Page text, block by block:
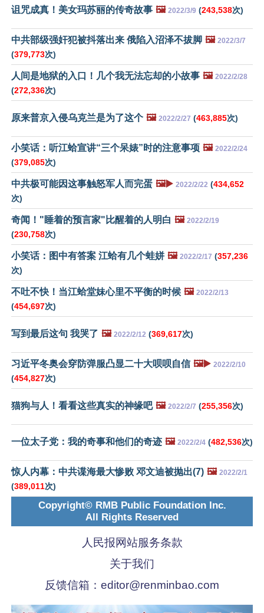
诅咒成真！美女玛苏丽的传奇故事 🖼️ 2022/3/9 (243,538次)
中共部级强奸犯被抖落出来 俄陷入沼泽不拔脚 🖼️ 2022/3/7
(379,773次)
人间是地狱的入口！几个我无法忘却的小故事 🖼️ 2022/2/28
(272,336次)
原来普京入侵乌克兰是为了这个 🖼️ 2022/2/27 (463,885次)
小笑话：听江蛤宣讲“三个呆婊”时的注意事项 🖼️ 2022/2/24
(379,085次)
中共极可能因这事触怒军人而完蛋 🖼️▶️ 2022/2/22 (434,652
次)
奇闻！"睡着的预言家"比醒着的人明白 🖼️ 2022/2/19
(230,758次)
小笑话：图中有答案 江蛤有几个蛙姘 🖼️ 2022/2/17 (357,236
次)
不吐不快！当江蛤堂妹心里不平衡的时候 🖼️ 2022/2/13
(454,697次)
写到最后这句 我哭了 🖼️ 2022/2/12 (369,617次)
习近平冬奥会穿防弹服凸显二十大呗呗自信 🖼️▶️ 2022/2/10
(454,827次)
猫狗与人！看看这些真实的神缘吧 🖼️ 2022/2/7 (255,356次)
一位太子党：我的奇事和他们的奇迹 🖼️ 2022/2/4 (482,536次)
惊人内幕：中共谍海最大惨败 邓文迪被抛出(7) 🖼️ 2022/2/1
(389,011次)
Copyright© RMB Public Foundation Inc.
All Rights Reserved
人民报网站服务条款
关于我们
反馈信箱： editor@renminbao.com